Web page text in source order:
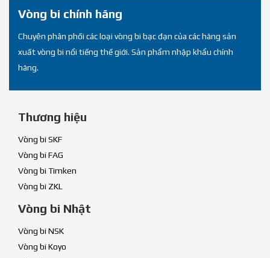
Vòng bi chính hãng
Chuyên phân phối các loại vòng bi bạc đạn của các hãng sản
xuất vòng bi nổi tiếng thế giới. Sản phẩm nhập khẩu chính
hãng.
Thương hiệu
Vòng bi SKF
Vòng bi FAG
Vòng bi Timken
Vòng bi ZKL
Vòng bi Nhật
Vòng bi NSK
Vòng bi Koyo